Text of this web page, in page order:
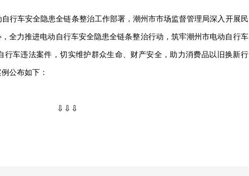
行车安全隐患全链条整治工作部署，潮州市市场监督管理局深入开展民
全力推进电动自行车安全隐患全链条整治行动，筑牢潮州市电动自行车
行车违法案件，切实维护群众生命、财产安全，助力消费品以旧换新行
公布如下：
⇩⇩⇩